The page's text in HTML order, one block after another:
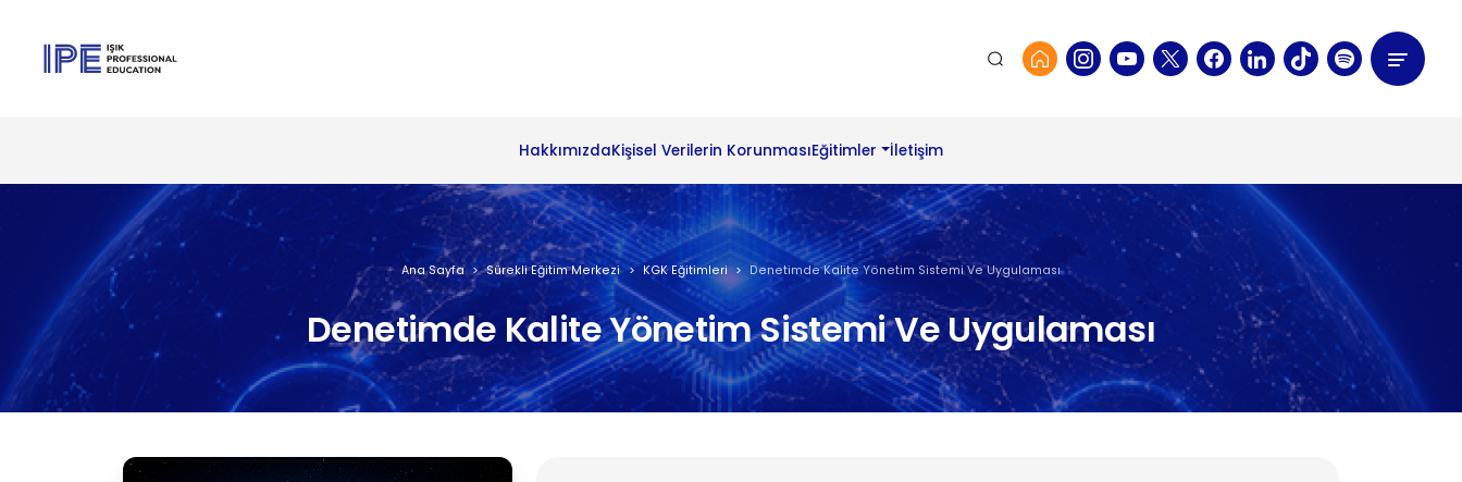
HakkımızdaKişisel Verilerin KorunmasıEğitimler İletişim
Ana Sayfa Sürekli Eğitim Merkezi KGK Eğitimleri Denetimde Kalite Yönetim Sistemi Ve Uygulaması
Denetimde Kalite Yönetim Sistemi Ve Uygulaması